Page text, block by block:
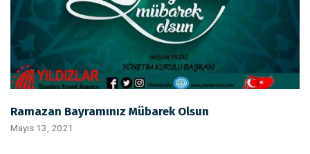
Ramazan Bayramınız Mübarek Olsun
Mayıs 13, 2021